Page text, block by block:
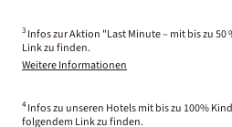
3 Infos zur Aktion "Last Minute – mit bis zu
Link zu finden.
Weitere Informationen
4 Infos zu unseren Hotels mit bis zu 100%
folgendem Link zu finden.